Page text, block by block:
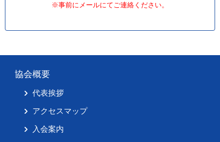
※事前にメールにてご連絡ください。
協会概要
代表挨拶
アクセスマップ
入会案内